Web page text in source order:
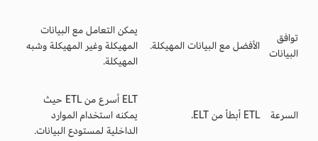
توافق
البيانات
الأفضل مع البيانات المهيكلة.
يمكن التعامل مع البيانات
المهيكلة وغير المهيكلة وشبه
المهيكلة.
السرعة ETL أبطأ من ELT.
ELT أسرع من ETL حيث
يمكنه استخدام الموارد
الداخلية لمستودع البيانات.